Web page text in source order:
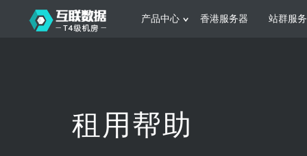
产品中心
日本服务器 新加坡服务器
香港服务器 站群服
根据不同规模的网站提供可定制化的架
构和 一站式协助租用帮助